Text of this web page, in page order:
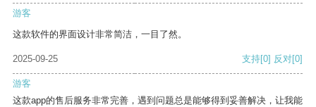
游客
这款软件的界面设计非常简洁，一目了然。
2025-09-25 支持[0] 反对[0]
游客
这款app的售后服务非常完善，遇到问题总是能够得到妥善解决，让我能